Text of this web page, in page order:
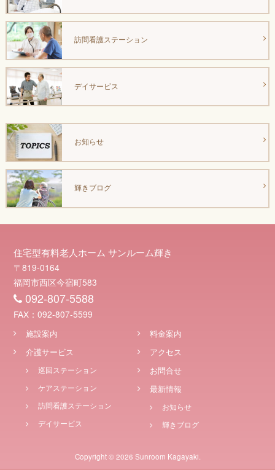
訪問看護ステーション
デイサービス
お知らせ
輝きブログ
住宅型有料老人ホーム サンルーム輝き
〒819-0164
福岡市西区今宿町583
092-807-5588
FAX：092-807-5599
施設案内
介護サービス
巡回ステーション
ケアステーション
訪問看護ステーション
デイサービス
料金案内
アクセス
お問合せ
最新情報
お知らせ
輝きブログ
Copyright © 2026 Sunroom Kagayaki.